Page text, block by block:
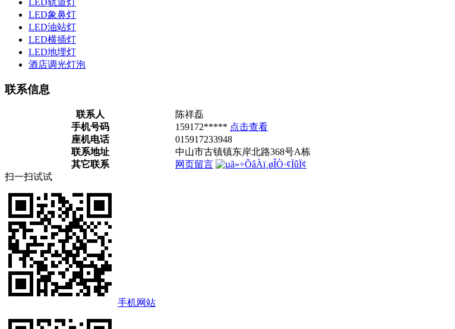
LED象鼻灯
LED油站灯
LED横插灯
LED地埋灯
酒店调光灯泡
联系信息
联系人
陈祥磊
手机号码
159172***** 点击查看
座机电话
015917233948
联系地址
中山市古镇镇东岸北路368号A栋
其它联系
网页留言
扫一扫试试
手机网站